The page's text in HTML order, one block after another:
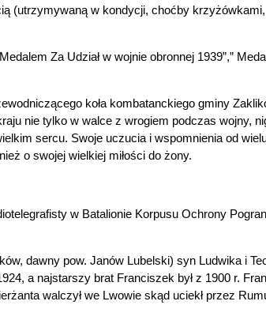
(utrzymywaną w kondycji, choćby
Za Udział w wojnie obronnej 1939”,”
koła kombatanckiego gminy
nie tylko w walce z wrogiem podczas wojny,
sercu. Swoje uczucia i wspomnienia od
o swojej wielkiej miłości do żony.
w Batalionie Korpusu Ochrony
dawny pow. Janów Lubelski) syn Ludwika i
a najstarszy brat Franciszek był z 1900 r.
walczył we Lwowie skąd uciekł przez